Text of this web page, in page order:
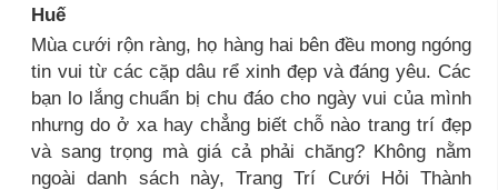
Huế
Mùa cưới rộn ràng, họ hàng hai bên đều mong ngóng
tin vui từ các cặp dâu rể xinh đẹp và đáng yêu. Các
bạn lo lắng chuẩn bị chu đáo cho ngày vui của mình
nhưng do ở xa hay chẳng biết chỗ nào trang trí đẹp
và sang trọng mà giá cả phải chăng? Không nằm
ngoài danh sách này, Trang Trí Cưới Hỏi Thành